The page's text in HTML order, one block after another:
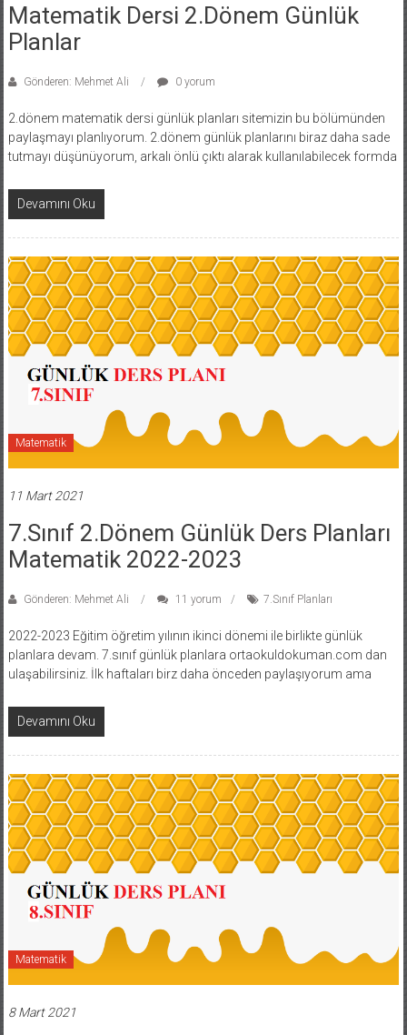
Matematik Dersi 2.Dönem Günlük
Planlar
Gönderen: Mehmet Ali 0 yorum
2.dönem matematik dersi günlük planları sitemizin bu bölümünden
paylaşmayı planlıyorum. 2.dönem günlük planlarını biraz daha sade
tutmayı düşünüyorum, arkalı önlü çıktı alarak kullanılabilecek formda
Devamını Oku
Matematik
11 Mart 2021
7.Sınıf 2.Dönem Günlük Ders Planları
Matematik 2022-2023
Gönderen: Mehmet Ali 11 yorum 7.Sınıf Planları
2022-2023 Eğitim öğretim yılının ikinci dönemi ile birlikte günlük
planlara devam. 7.sınıf günlük planlara ortaokuldokuman.com dan
ulaşabilirsiniz. İlk haftaları birz daha önceden paylaşıyorum ama
Devamını Oku
Matematik
8 Mart 2021